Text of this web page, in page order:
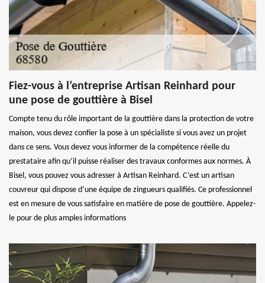
Fiez-vous à l’entreprise Artisan Reinhard pour
une pose de gouttière à Bisel
Compte tenu du rôle important de la gouttière dans la protection de votre
maison, vous devez confier la pose à un spécialiste si vous avez un projet
dans ce sens. Vous devez vous informer de la compétence réelle du
prestataire afin qu’il puisse réaliser des travaux conformes aux normes. À
Bisel, vous pouvez vous adresser à Artisan Reinhard. C’est un artisan
couvreur qui dispose d’une équipe de zingueurs qualifiés. Ce professionnel
est en mesure de vous satisfaire en matière de pose de gouttière. Appelez-
le pour de plus amples informations